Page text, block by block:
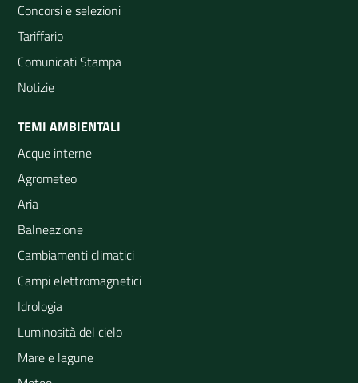
Concorsi e selezioni
Tariffario
Comunicati Stampa
Notizie
TEMI AMBIENTALI
Acque interne
Agrometeo
Aria
Balneazione
Cambiamenti climatici
Campi elettromagnetici
Idrologia
Luminosità del cielo
Mare e lagune